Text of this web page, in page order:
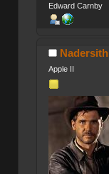
Edward Carnby
Nadersith
Apple II